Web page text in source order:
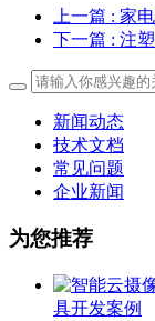
上一篇 : 家
下一篇 : 注
新闻动态
技术文档
常见问题
企业新闻
为您推荐
具开发案例